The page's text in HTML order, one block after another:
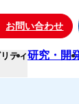
お問い合わせ
ティ研究・開